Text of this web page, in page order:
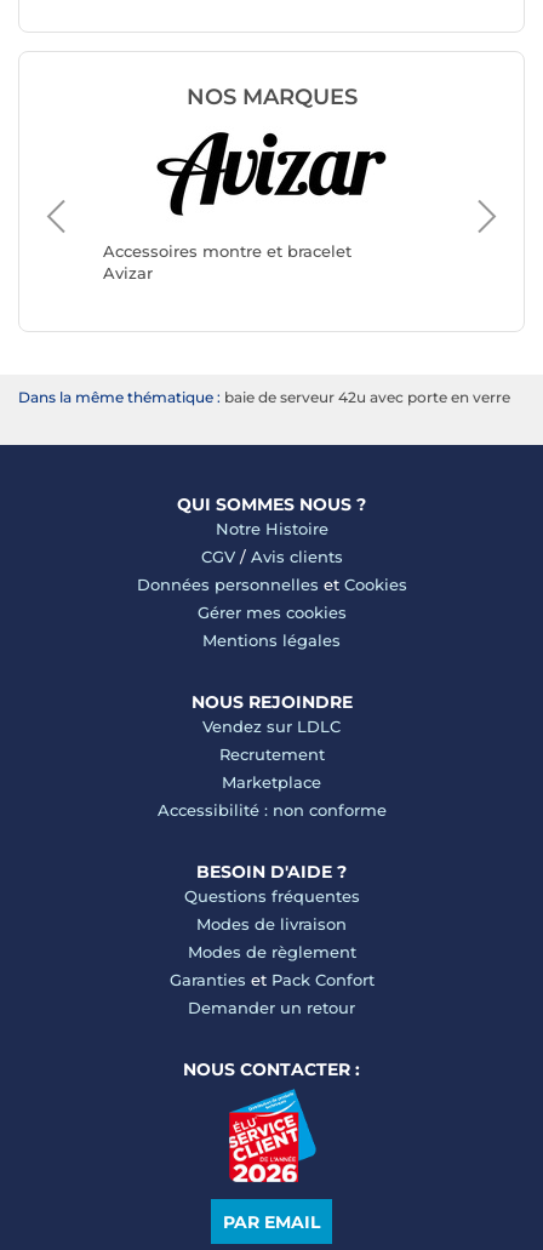
NOS MARQUES
Accessoires montre et bracelet
Avizar
Apple
Dans la même thématique : baie de serveur 42u avec porte en verre
QUI SOMMES NOUS ?
Notre Histoire
CGV/ Avis clients
Données personnelles et Cookies
Gérer mes cookies
Mentions légales
NOUS REJOINDRE
Vendez sur LDLC
Recrutement
Marketplace
Accessibilité : non conforme
BESOIN D'AIDE ?
Questions fréquentes
Modes de livraison
Modes de règlement
Garanties et Pack Confort
Demander un retour
NOUS CONTACTER :
PAR EMAIL